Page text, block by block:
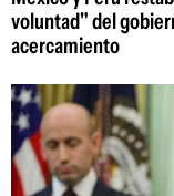
voluntad" del
acercamiento